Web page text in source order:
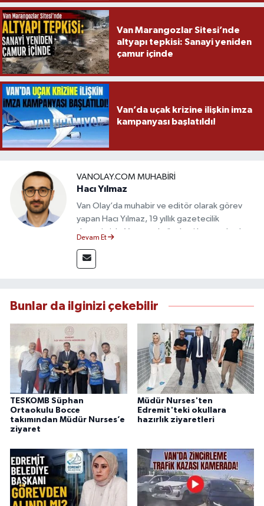
Van Marangozlar Sitesi’nde
altyapı tepkisi: Sanayi yeniden
çamur içinde
Van’da uçak krizine ilişkin imza
kampanyası başlatıldı!
VANOLAY.COM MUHABIRI
Hacı Yılmaz
Van Olay’da muhabir ve editör olarak görev
yapan Hacı Yılmaz, 19 yıllık gazetecilik
deneyimiyle Van yerel gündemi başta olmak
takip etmektedir. Editoryal sürece katkı sunan
Yılmaz, tarafsızlık, doğruluk ve etik ilkeler
bilgilendirmektedir.
Devam Et
Bunlar da ilginizi çekebilir
TESKOMB Süphan
Ortaokulu Bocce
takımından Müdür Nurses’e
ziyaret
Müdür Nurses'ten
Edremit'teki okullara
hazırlık ziyaretleri